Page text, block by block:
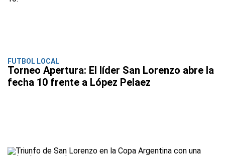
FUTBOL LOCAL
Torneo Apertura: El líder San Lorenzo abre la
fecha 10 frente a López Pelaez